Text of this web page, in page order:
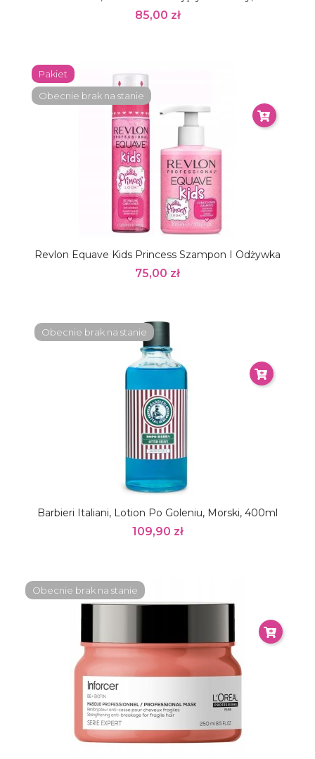
85,00 zł
Revlon Equave Kids Princess Szampon I Odżywka
75,00 zł
Pakiet
Obecnie brak na stanie
Barbieri Italiani, Lotion Po Goleniu, Morski, 400ml
109,90 zł
Obecnie brak na stanie
Obecnie brak na stanie